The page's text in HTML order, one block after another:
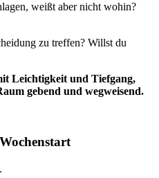
weißt aber nicht wohin?
zu treffen? Willst du
Leichtigkeit und Tiefgang,
gebend und wegweisend.